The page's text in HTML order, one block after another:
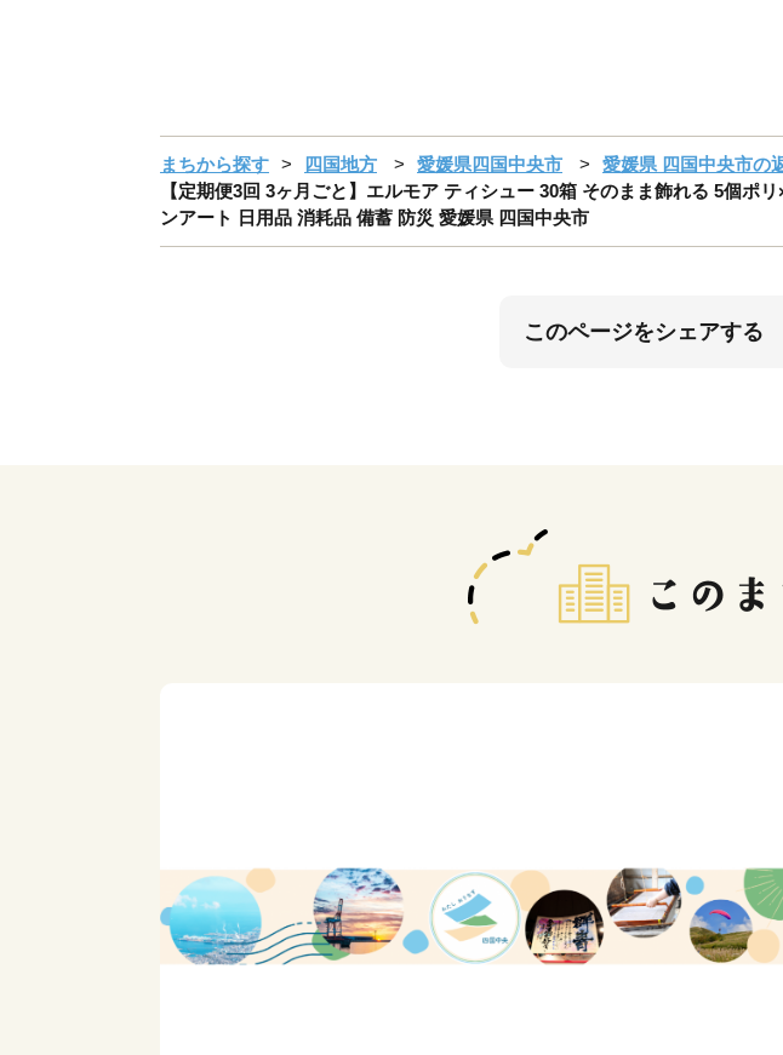
まちから探す 四国地方 愛媛県四国中央市
愛媛県 四国中央市の
【定期便3回 3ヶ月ごと】エルモア ティシュー 30箱 そのまま飾れる 5個
ンアート 日用品 消耗品 備蓄 防災 愛媛県 四国中央市
このページをシェアする